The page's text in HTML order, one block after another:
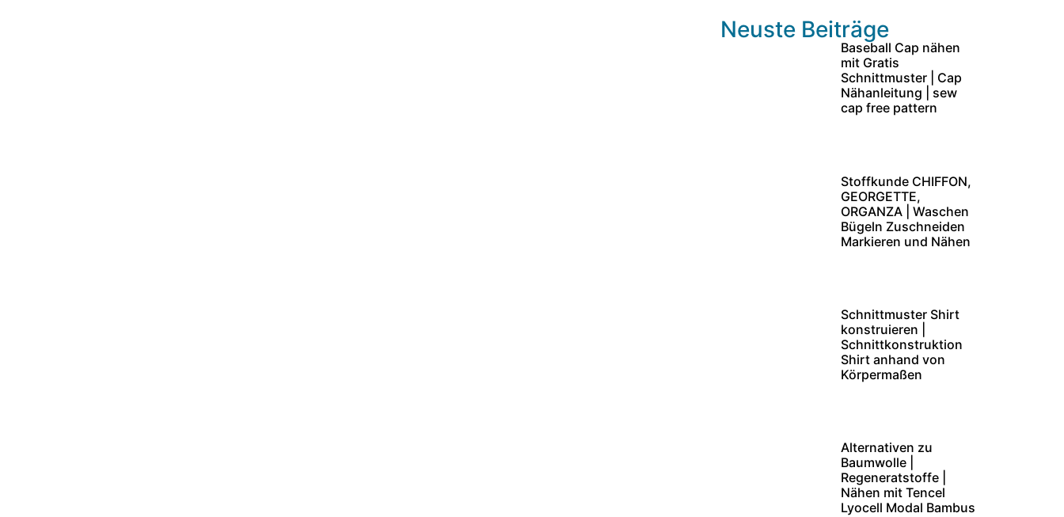
Neuste Beiträge
Baseball Cap nähen
mit Gratis
Schnittmuster | Cap
Nähanleitung | sew
cap free pattern
Stoffkunde CHIFFON,
GEORGETTE,
ORGANZA | Waschen
Bügeln Zuschneiden
Markieren und Nähen
Schnittmuster Shirt
konstruieren |
Schnittkonstruktion
Shirt anhand von
Körpermaßen
Alternativen zu
Baumwolle |
Regeneratstoffe |
Nähen mit Tencel
Lyocell Modal Bambus